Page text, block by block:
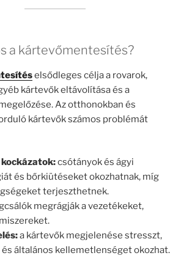
a kártevőmentesítés?
elsődleges célja a rovarok,
kártevők eltávolítása és a
Az otthonokban és
kártevők számos problémát
kockázatok:csótányok és ágyi
és bőrkiütéseket okozhatnak, míg
terjeszthetnek.
megrágják a vezetékeket,
a kártevők megjelenése stresszt,
és általános kellemetlenséget okozhat.